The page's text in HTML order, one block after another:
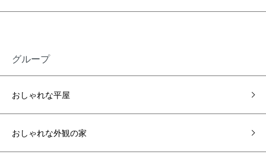
グループ
おしゃれな平屋
おしゃれな外観の家